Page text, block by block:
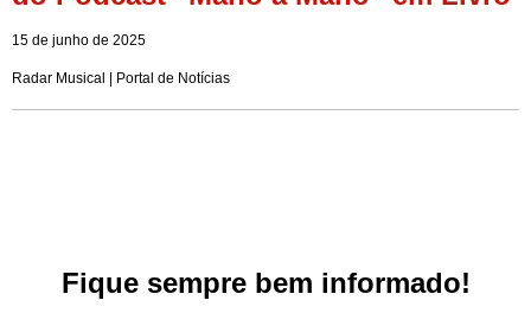
15 de junho de 2025
Radar Musical | Portal de Notícias
Fique sempre bem informado!